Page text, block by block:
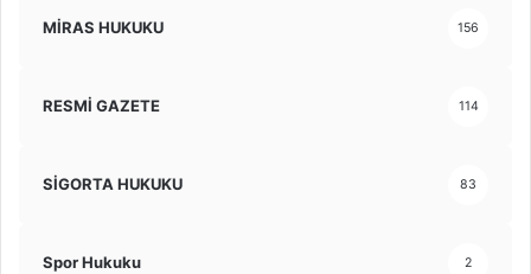
MİRAS HUKUKU 156
RESMİ GAZETE 114
SİGORTA HUKUKU 83
Spor Hukuku 2